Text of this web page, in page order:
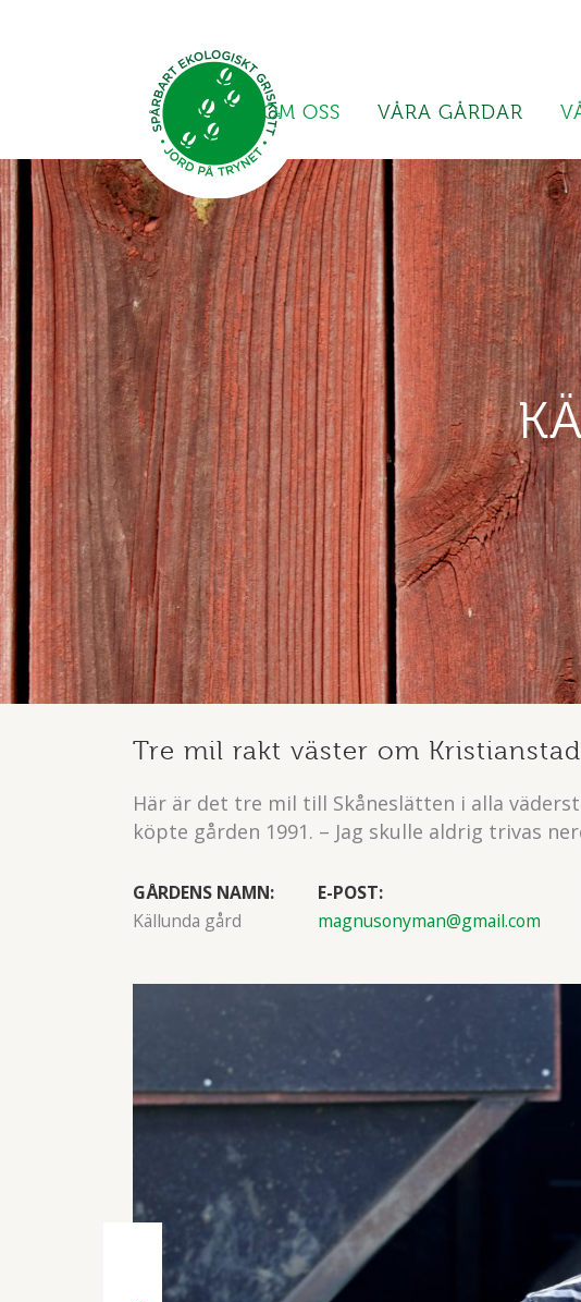
OM OSS VÅRA GÅRDAR
Tre mil rakt väster om
Här är det tre mil till Skåneslätten i alla
köpte gården 1991. – Jag skulle aldrig trivas
GÅRDENS NAMN:
Källunda gård
E-POST:
magnusonyman@gmail.com